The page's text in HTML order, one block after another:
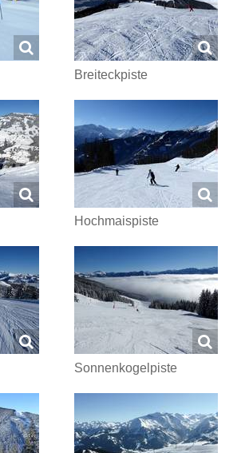
Breiteckpiste
Hochmaispiste
Sonnenkogelpiste